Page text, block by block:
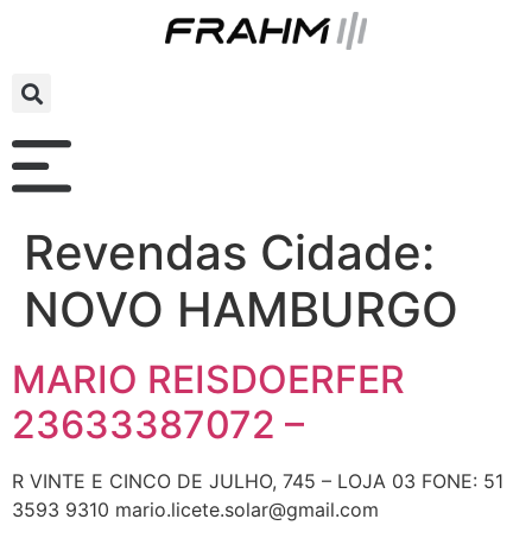
Revendas Cidade:
NOVO HAMBURGO
MARIO REISDOERFER
23633387072 –
R VINTE E CINCO DE JULHO, 745 – LOJA 03 FONE: 51
3593 9310 mario.licete.solar@gmail.com